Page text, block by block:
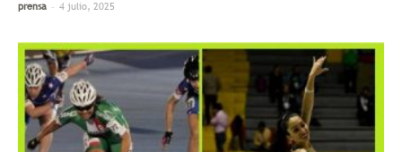
prensa - 4 julio, 2025